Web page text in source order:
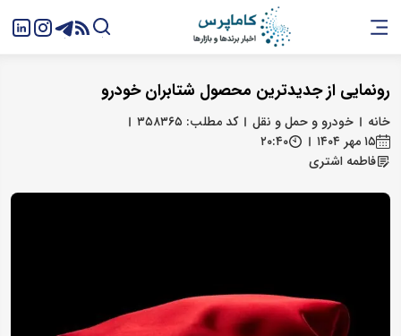
رونمایی از جدیدترین محصول شتابران خودرو
خانه خودرو و حمل و نقل
کد مطلب: ۳۵۸۳۶۵
۱۵ مهر ۱۴۰۴
۲۰:۴۰
فاطمه اشتری